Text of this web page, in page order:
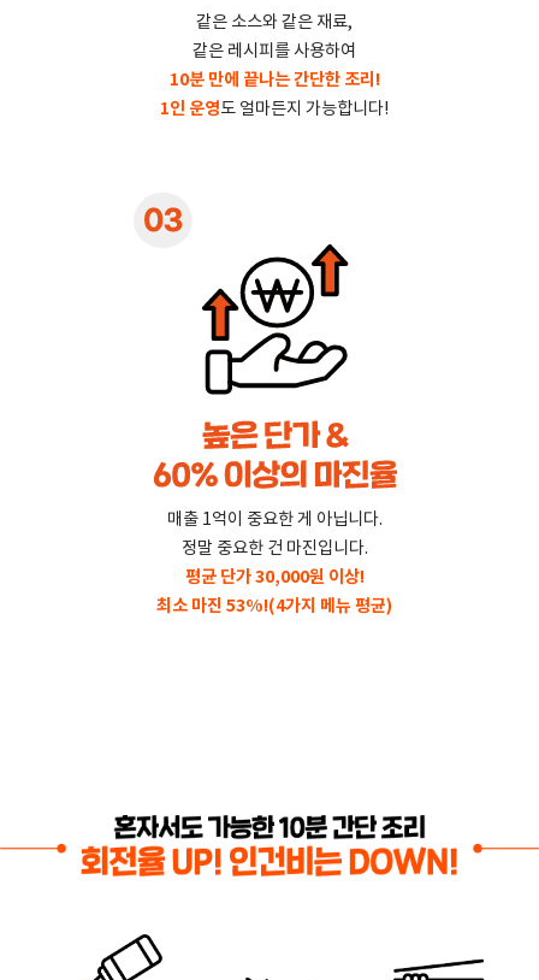
같은 소스와 같은 재료,
같은 레시피를 사용하여
10분 만에 끝나는 간단한 조리!
1인 운영도 얼마든지 가능합니다!
매출 1억이 중요한 게 아닙니다.
정말 중요한 건 마진입니다.
평균 단가 30,000원 이상!
최소 마진 53%!(4가지 메뉴 평균)